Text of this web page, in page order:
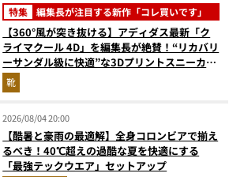
特集 編集長が注目する新作「コレ買いです」
【360°風が突き抜ける】アディダス最新「ク
ライマクール 4D」を編集長が絶賛！“リカバリ
ーサンダル級に快適”な3Dプリントスニーカー
『コレ買いです』Vol.173
靴
2026/08/04 20:00
【酷暑と豪雨の最適解】全身コロンビアで揃え
るべき！40℃超えの過酷な夏を快適にする
「最強テックウエア」セットアップ